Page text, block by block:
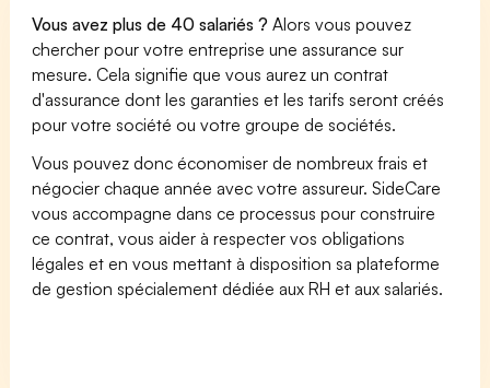
Vous avez plus de 40 salariés ? Alors vous pouvez
chercher pour votre entreprise une assurance sur
mesure. Cela signifie que vous aurez un contrat
d'assurance dont les garanties et les tarifs seront créés
pour votre société ou votre groupe de sociétés.
Vous pouvez donc économiser de nombreux frais et
négocier chaque année avec votre assureur. SideCare
vous accompagne dans ce processus pour construire
ce contrat, vous aider à respecter vos obligations
légales et en vous mettant à disposition sa plateforme
de gestion spécialement dédiée aux RH et aux salariés.